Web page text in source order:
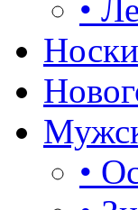
•
•